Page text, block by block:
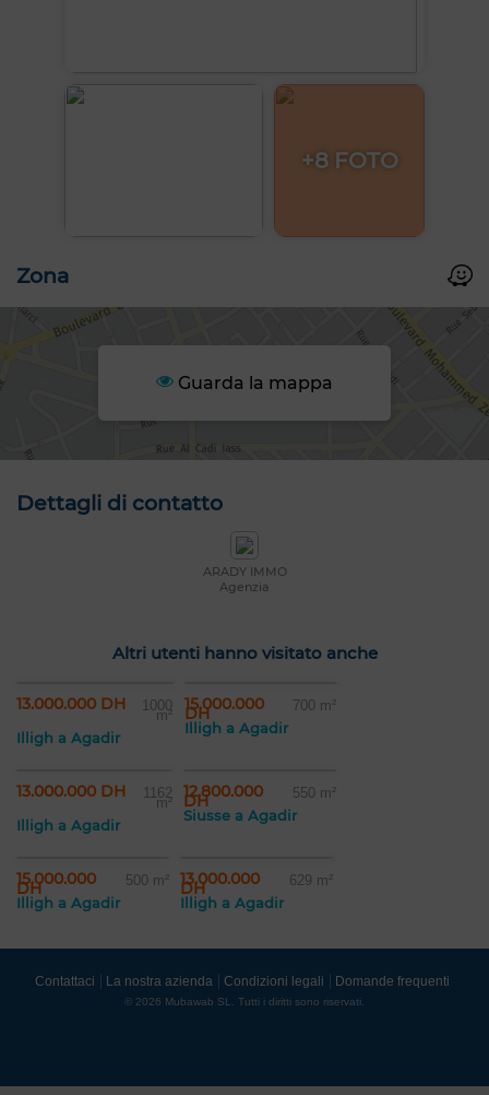
+8 FOTO
Zona
Guarda la mappa
Dettagli di contatto
ARADY IMMO
Agenzia
Altri utenti hanno visitato anche
13.000.000 DH 1000
m²
Illigh a Agadir
15.000.000
DH 700 m²
Illigh a Agadir
13.000.000 DH 1162
m²
Illigh a Agadir
12.800.000
DH 550 m²
Siusse a Agadir
15.000.000
DH 500 m²
Illigh a Agadir
13.000.000
DH 629 m²
Illigh a Agadir
Contattaci La nostra azienda Condizioni legali Domande frequenti
© 2026 Mubawab SL. Tutti i diritti sono riservati.